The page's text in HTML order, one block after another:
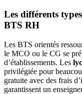
Les différents
BTS RH
Les BTS orientés
le MCO ou le CG se
d’établissements. Les
privilégiée pour
gratuite avec des frais
garantissent un